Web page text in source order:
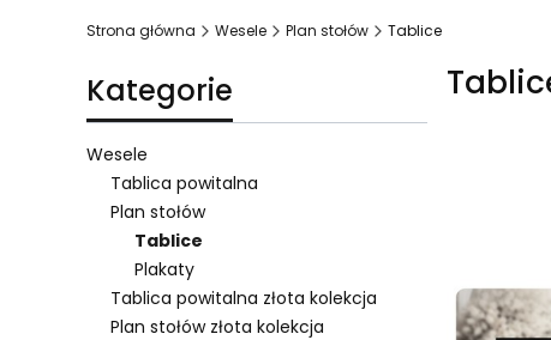
Strona główna Wesele Plan stołów Tablice
Kategorie
Wesele
Tablica powitalna
Plan stołów
Tablice
Plakaty
Tablica powitalna złota kolekcja
Plan stołów złota kolekcja